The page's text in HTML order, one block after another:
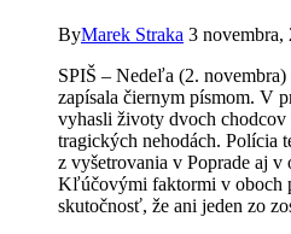
ByMarek Straka 3 novembra,
SPIŠ – Nedeľa (2. novembra)
zapísala čiernym písmom. V
vyhasli životy dvoch chodcov
tragických nehodách. Polícia
z vyšetrovania v Poprade aj v
Kľúčovými faktormi v oboch
skutočnosť, že ani jeden zo